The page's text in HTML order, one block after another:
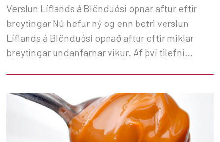
Verslun Líflands á Blönduósi opnar aftur eftir
breytingar Nú hefur ný og enn betri verslun
Líflands á Blönduósi opnað aftur eftir miklar
breytingar undanfarnar vikur. Af því tilefni